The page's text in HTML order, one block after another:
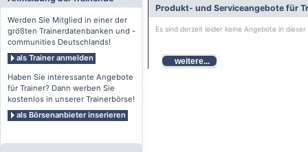
Werden Sie Mitglied in einer der
größten Trainerdatenbanken und -
communities Deutschlands!
als Trainer anmelden
Haben Sie interessante Angebote
für Trainer? Dann werben Sie
kostenlos in unserer Trainerbörse!
als Börsenanbieter inserieren
Produkt- und Serviceangebote für
Es sind derzeit leider keine Angebote in
weitere...